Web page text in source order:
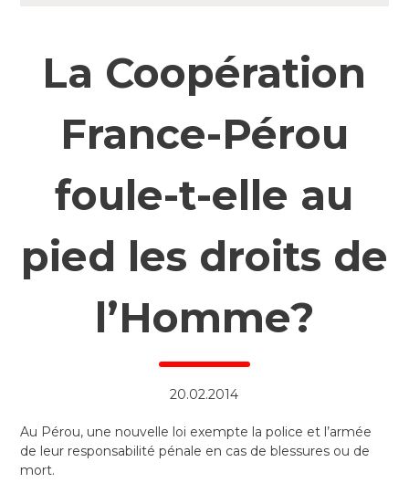
La Coopération
France-Pérou
foule-t-elle au
pied les droits de
l’Homme?
20.02.2014
Au Pérou, une nouvelle loi exempte la police et l’armée
de leur responsabilité pénale en cas de blessures ou de
mort.